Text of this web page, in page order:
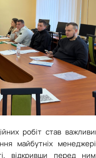
робіт став
майбутніх
відкривши перед